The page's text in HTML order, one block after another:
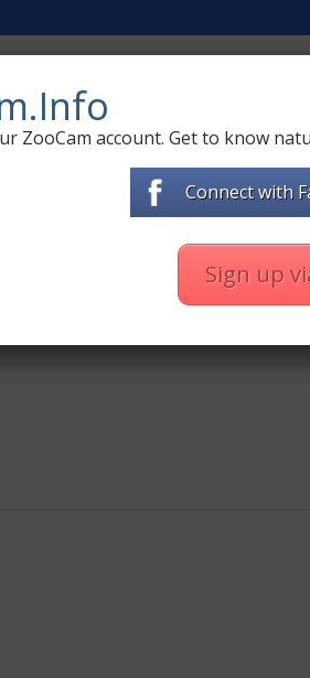
on "(Czech) Pstruzi – webkamera z
ZooCam account. Get to know
Connect with
Sign up